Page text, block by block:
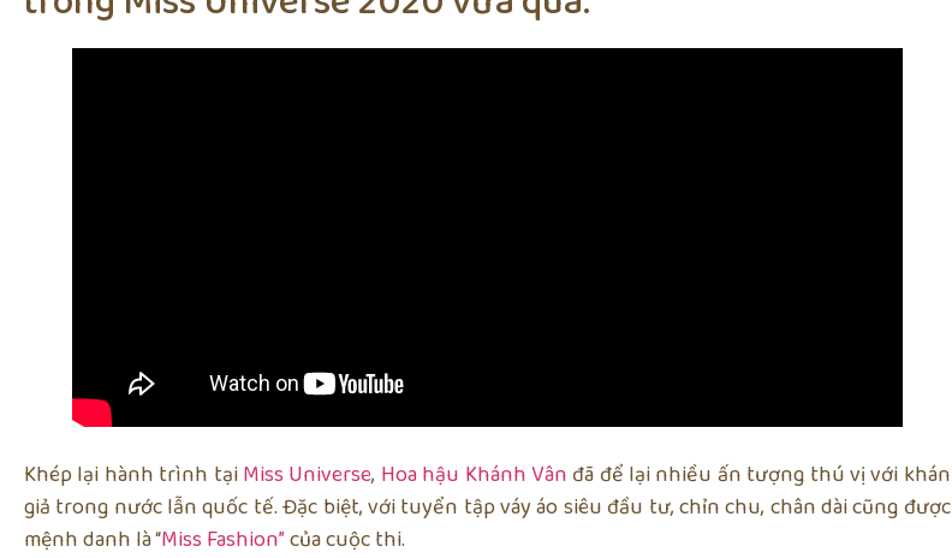
Khép lại hành trình tạiMiss Universe, Hoa hậu Khánh Vân đã để lại nhiều ấn tượng thú vị với khán
giả trong nước lẫn quốc tế. Đặc biệt, với tuyển tập váy áo siêu đầu tư, chỉn chu, chân dài cũng được
mệnh danh là “Miss Fashion”của cuộc thi.